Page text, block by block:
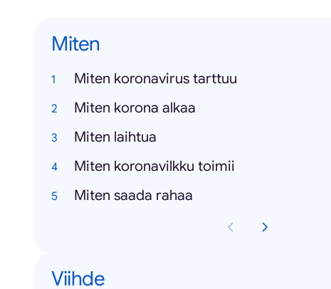
Miten
Miten koronavirus tarttuu
Miten korona alkaa
Miten laihtua
Miten koronavilkku toimii
Miten saada rahaa
Viihde